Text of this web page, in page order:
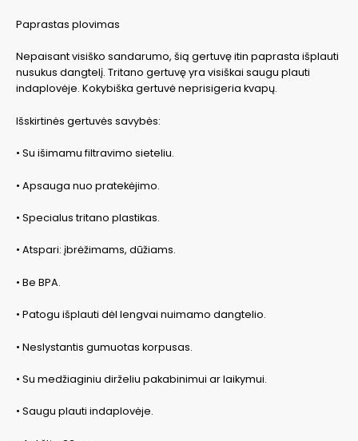
Paprastas plovimas
Nepaisant visiško sandarumo, šią gertuvę itin paprasta išplauti
nusukus dangtelį. Tritano gertuvę yra visiškai saugu plauti
indaplovėje. Kokybiška gertuvė neprisigeria kvapų.
Išskirtinės gertuvės savybės:
• Su išimamu filtravimo sieteliu.
• Apsauga nuo pratekėjimo.
• Specialus tritano plastikas.
• Atspari: įbrėžimams, dūžiams.
• Be BPA.
• Patogu išplauti dėl lengvai nuimamo dangtelio.
• Neslystantis gumuotas korpusas.
• Su medžiaginiu dirželiu pakabinimui ar laikymui.
• Saugu plauti indaplovėje.